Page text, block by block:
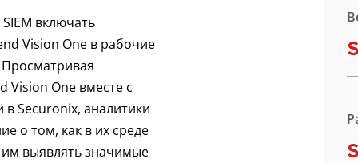
включать
Vision One в рабочие
One вместе с
Securonix, аналитики
о том, как в их среде
выявлять значимые